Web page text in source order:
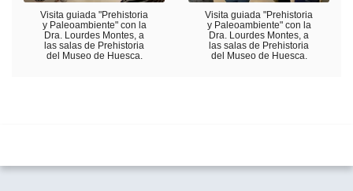
Visita guiada "Prehistoria
y Paleoambiente" con la
Dra. Lourdes Montes, a
las salas de Prehistoria
del Museo de Huesca.
Visita guiada "Prehistoria
y Paleoambiente" con la
Dra. Lourdes Montes, a
las salas de Prehistoria
del Museo de Huesca.